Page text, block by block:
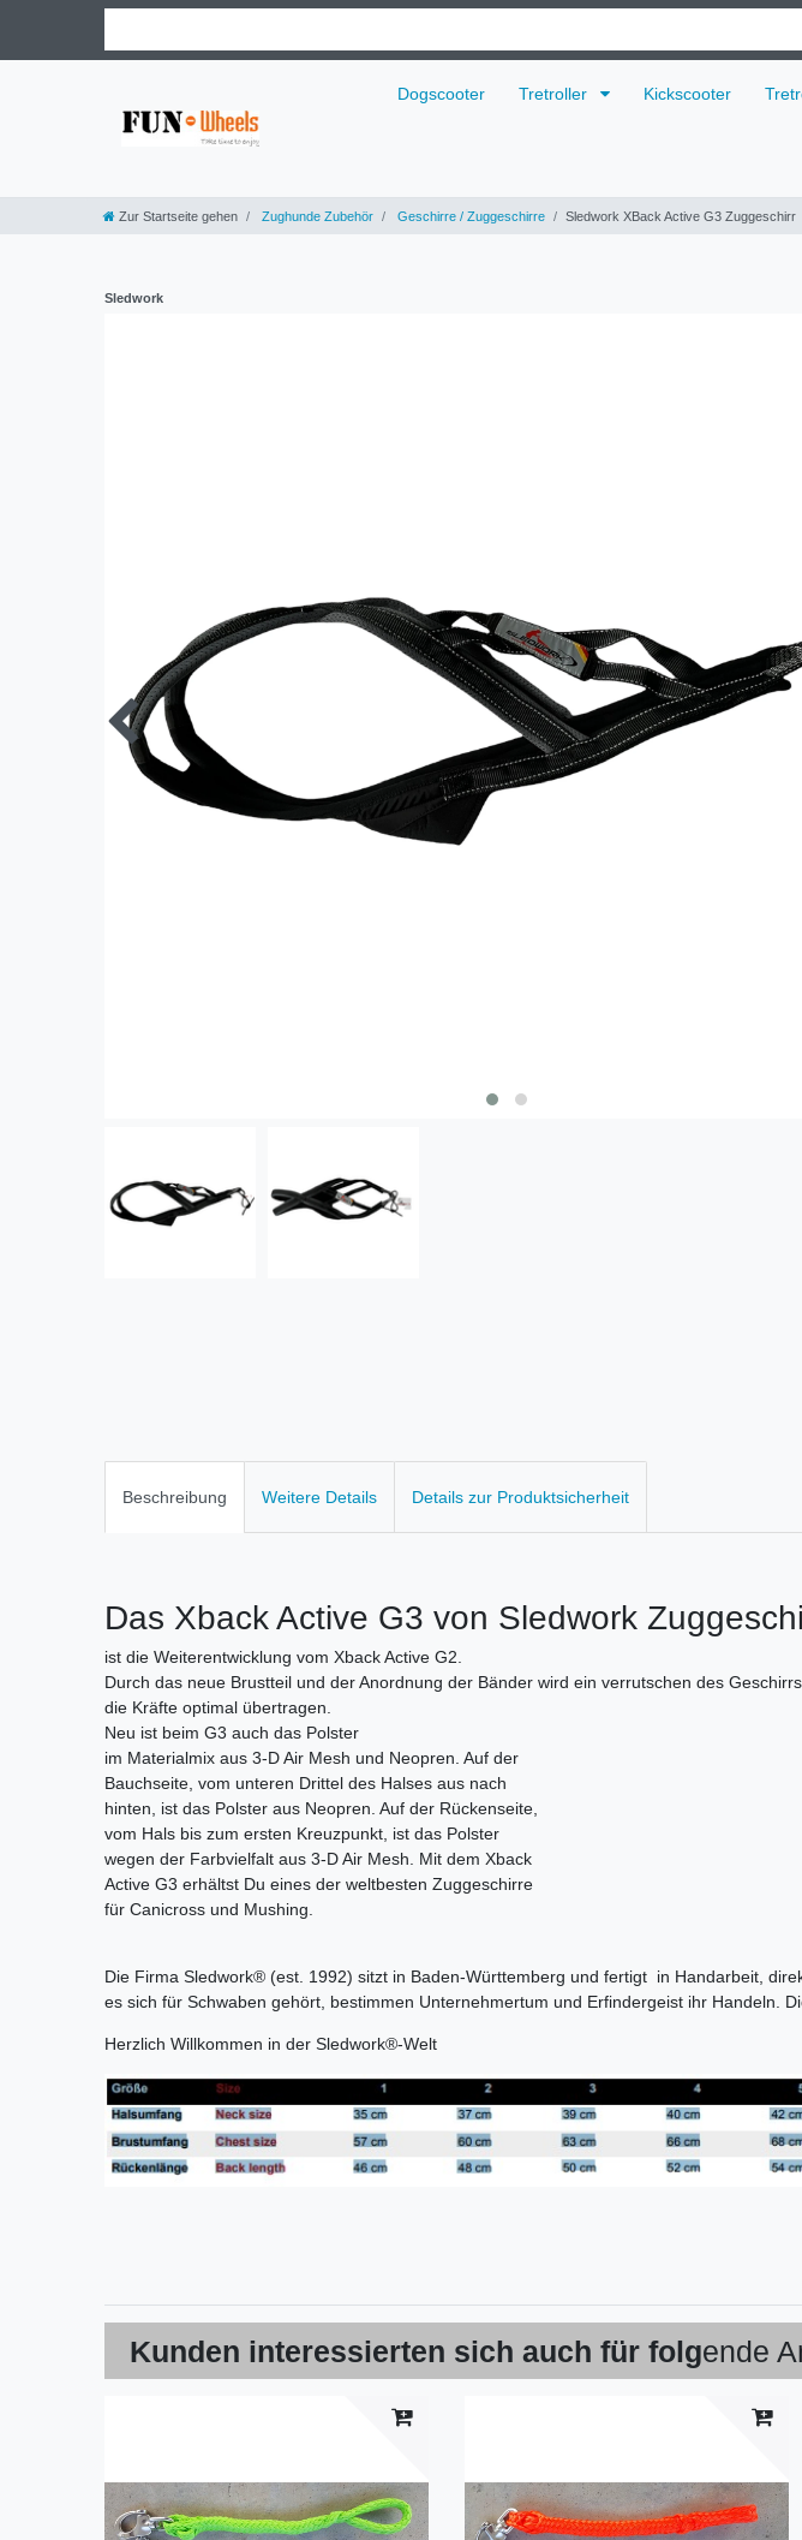
Dogscooter Tretroller Kickscooter
Zur Startseite gehen Zughunde Zubehör Geschirre / Zuggeschirre Sledwork XBack Active G3 Zuggeschirr
Sledwork
Beschreibung Weitere Details Details zur Produktsicherheit
Das Xback Active G3 von Sledwork
ist die Weiterentwicklung vom Xback Active G2.
Durch das neue Brustteil und der Anordnung der Bänder wird ein verrutschen des
die Kräfte optimal übertragen.
Neu ist beim G3 auch das Polster
im Materialmix aus 3-D Air Mesh und Neopren. Auf der
Bauchseite, vom unteren Drittel des Halses aus nach
hinten, ist das Polster aus Neopren. Auf der Rückenseite,
vom Hals bis zum ersten Kreuzpunkt, ist das Polster
wegen der Farbvielfalt aus 3-D Air Mesh. Mit dem Xback
Active G3 erhältst Du eines der weltbesten Zuggeschirre
für Canicross und Mushing.
Die Firma Sledwork® (est. 1992) sitzt in Baden-Württemberg und fertigt in Handarbeit,
es sich für Schwaben gehört, bestimmen Unternehmertum und Erfindergeist ihr Handeln.
Herzlich Willkommen in der Sledwork®-Welt
Kunden interessierten sich auch für folgende